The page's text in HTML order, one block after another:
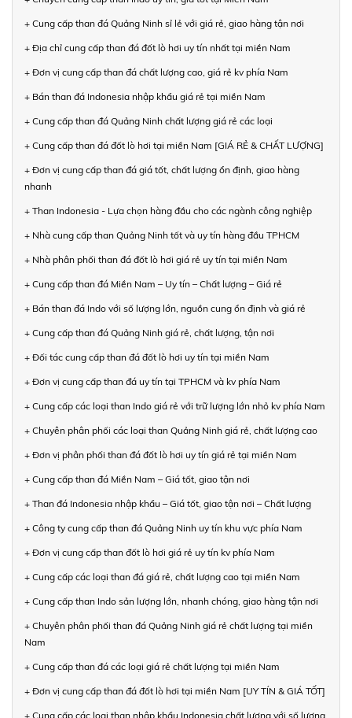
+ Cung cấp than đá Quảng Ninh sỉ lẻ với giá rẻ, giao hàng tận nơi
+ Địa chỉ cung cấp than đá đốt lò hơi uy tín nhất tại miền Nam
+ Đơn vị cung cấp than đá chất lượng cao, giá rẻ kv phía Nam
+ Bán than đá Indonesia nhập khẩu giá rẻ tại miền Nam
+ Cung cấp than đá Quảng Ninh chất lượng giá rẻ các loại
+ Cung cấp than đá đốt lò hơi tại miền Nam [GIÁ RẺ & CHẤT LƯỢNG]
+ Đơn vị cung cấp than đá giá tốt, chất lượng ổn định, giao hàng
nhanh
+ Than Indonesia - Lựa chọn hàng đầu cho các ngành công nghiệp
+ Nhà cung cấp than Quảng Ninh tốt và uy tín hàng đầu TPHCM
+ Nhà phân phối than đá đốt lò hơi giá rẻ uy tín tại miền Nam
+ Cung cấp than đá Miền Nam – Uy tín – Chất lượng – Giá rẻ
+ Bán than đá Indo với số lượng lớn, nguồn cung ổn định và giá rẻ
+ Cung cấp than đá Quảng Ninh giá rẻ, chất lượng, tận nơi
+ Đối tác cung cấp than đá đốt lò hơi uy tín tại miền Nam
+ Đơn vị cung cấp than đá uy tín tại TPHCM và kv phía Nam
+ Cung cấp các loại than Indo giá rẻ với trữ lượng lớn nhỏ kv phía Nam
+ Chuyên phân phối các loại than Quảng Ninh giá rẻ, chất lượng cao
+ Đơn vị phân phối than đá đốt lò hơi uy tín giá rẻ tại miền Nam
+ Cung cấp than đá Miền Nam – Giá tốt, giao tận nơi
+ Than đá Indonesia nhập khẩu – Giá tốt, giao tận nơi – Chất lượng
+ Công ty cung cấp than đá Quảng Ninh uy tín khu vực phía Nam
+ Đơn vị cung cấp than đốt lò hơi giá rẻ uy tín kv phía Nam
+ Cung cấp các loại than đá giá rẻ, chất lượng cao tại miền Nam
+ Cung cấp than Indo sản lượng lớn, nhanh chóng, giao hàng tận nơi
+ Chuyên phân phối than đá Quảng Ninh giá rẻ chất lượng tại miền
Nam
+ Cung cấp than đá các loại giá rẻ chất lượng tại miền Nam
+ Đơn vị cung cấp than đá đốt lò hơi tại miền Nam [UY TÍN & GIÁ TỐT]
+ Cung cấp các loại than nhập khẩu Indonesia chất lượng với số lượng